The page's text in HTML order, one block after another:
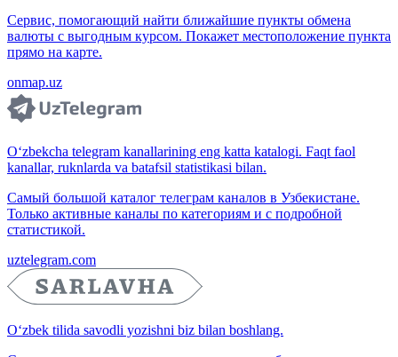
Сервис, помогающий найти ближайшие пункты обмена
валюты с выгодным курсом. Покажет местоположение пункта
прямо на карте.
onmap.uz
O‘zbekcha telegram kanallarining eng katta katalogi. Faqt faol
kanallar, ruknlarda va batafsil statistikasi bilan.
Самый большой каталог телеграм каналов в Узбекистане.
Только активные каналы по категориям и с подробной
статистикой.
uztelegram.com
O‘zbek tilida savodli yozishni biz bilan boshlang.